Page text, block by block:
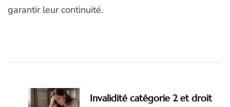
garantir leur continuité.
d'article
Invalidité catégorie 2 et droit